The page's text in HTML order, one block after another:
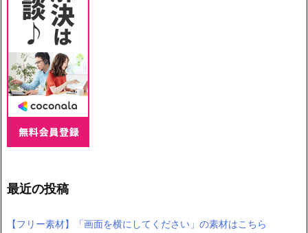
最近の投稿
【フリー素材】「画面を横にしてください」の素材はこちら